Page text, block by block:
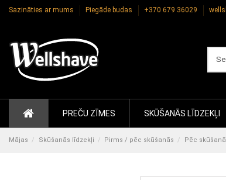
Sazināties ar mums Piegāde budas +370 679 36029
PREČU ZĪMES SKŪŠANĀS LĪDZEKĻI
Mājas Skūšanās līdzekļi Pirms / pēc skūšanās Pēc